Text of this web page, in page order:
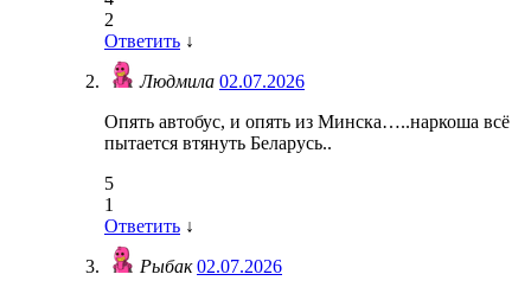
2
Ответить ↓
Людмила 02.07.2026
Опять автобус, и опять из Минска…..наркоша всё
пытается втянуть Беларусь..
5
1
Ответить ↓
Рыбак02.07.2026